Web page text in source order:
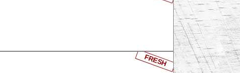
FRESH